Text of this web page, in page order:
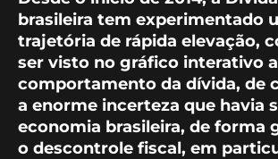
brasileira tem experimentado
trajetória de rápida elevação,
ser visto no gráfico interativo
comportamento da dívida, de
a enorme incerteza que havia
economia brasileira, de forma
o descontrole fiscal, em